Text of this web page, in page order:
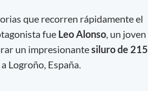
que recorren rápidamente el
fue Leo Alonso, un joven
un impresionantesiluro de 215
Logroño, España.